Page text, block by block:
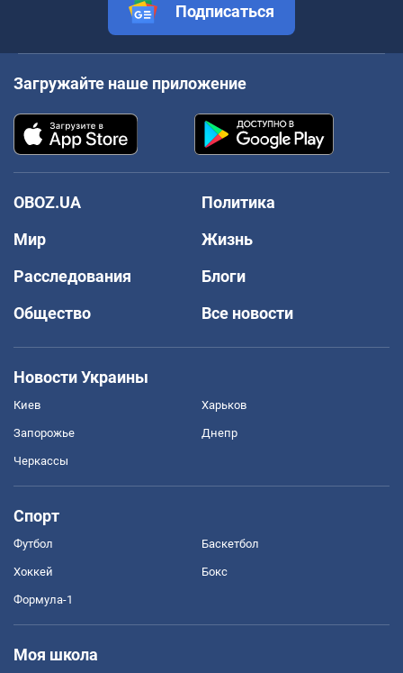
Подписаться
Загружайте наше приложение
OBOZ.UA
Политика
Мир
Жизнь
Расследования
Блоги
Общество
Все новости
Новости Украины
Киев Харьков
Запорожье Днепр
Черкассы
Спорт
Футбол Баскетбол
Хоккей Бокс
Формула-1
Моя школа